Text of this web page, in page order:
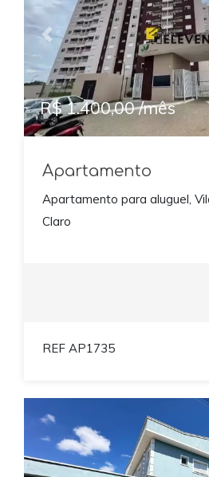
Previous
R$ 1.400,00 /mês
Apartamento
Apartamento para aluguel,
Claro
REF AP1735